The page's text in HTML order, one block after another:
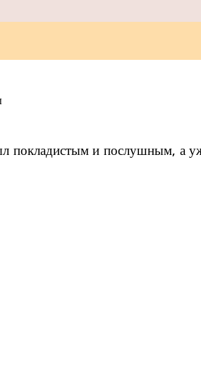
покладистым и послушным, а